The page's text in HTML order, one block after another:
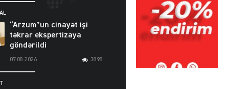
“Arzum”un cinayət işi
təkrar ekspertizaya
göndərildi
07.08.2026 3898